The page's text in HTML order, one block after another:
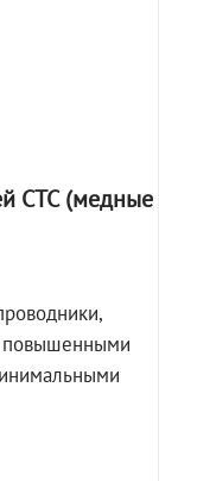
СТС (медные
повышенными